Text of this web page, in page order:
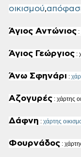
οικισμού,
Άγιος Αντώνιος :
Άγιος Γεώργιος :
Άνω Σφηνάρι :
Αζογυρές : χάρτης
Δάφνη : χάρτης
Φουρνάδος :